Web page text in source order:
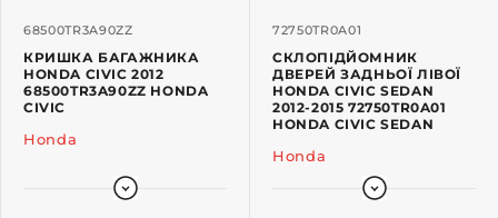
68500TR3A90ZZ
КРИШКА БАГАЖНИКА
HONDA CIVIC 2012
68500TR3A90ZZ HONDA
CIVIC
Honda
72750TR0A01
СКЛОПІДЙОМНИК
ДВЕРЕЙ ЗАДНЬОЇ ЛІВОЇ
HONDA CIVIC SEDAN
2012-2015 72750TR0A01
HONDA CIVIC SEDAN
Honda